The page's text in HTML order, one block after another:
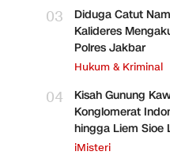
03
Diduga Catut
Kalideres
Polres Jakbar
Hukum & Kriminal
04
Kisah Gunung
Konglomerat
hingga Liem Sioe
iMisteri